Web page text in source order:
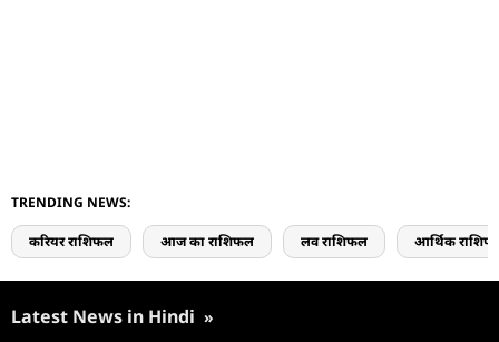
TRENDING NEWS:
करियर राशिफल आज का राशिफल लव राशिफल आर्थिक
Latest News in Hindi »